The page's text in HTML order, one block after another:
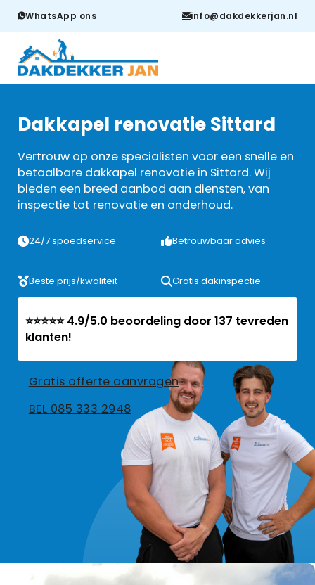
WhatsApp ons info@dakdekkerjan.nl
Dakkapel renovatie Sittard
Vertrouw op onze specialisten voor een snelle en
betaalbare dakkapel renovatie in Sittard. Wij
bieden een breed aanbod aan diensten, van
inspectie tot renovatie en onderhoud.
24/7 spoedservice Betrouwbaar advies
Beste prijs/kwaliteit Gratis dakinspectie
⭐⭐⭐⭐⭐ 4.9/5.0 beoordeling door 137 tevreden
klanten!
Gratis offerte aanvragen
BEL 085 333 2948